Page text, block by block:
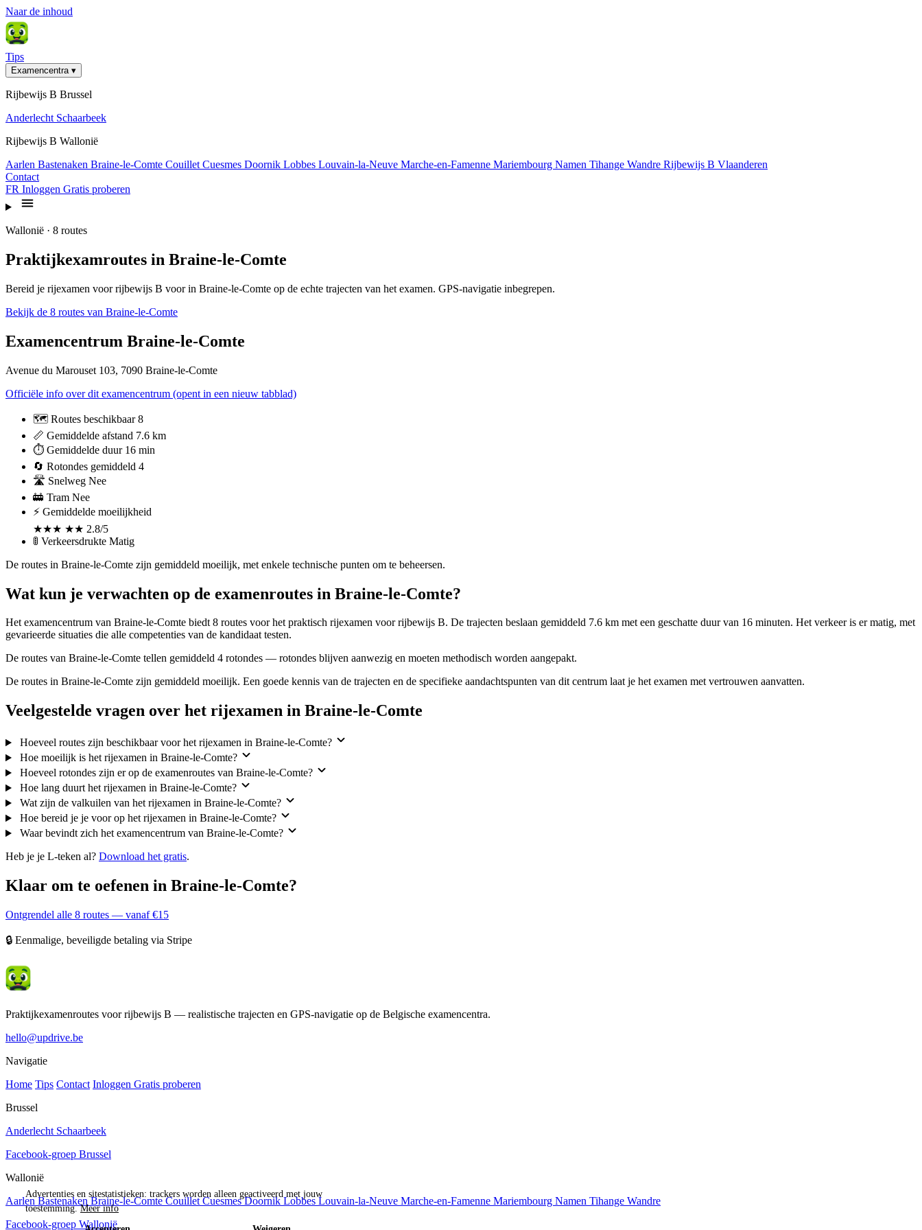
Naar de inhoud
Tips
Examencentra ▾
Rijbewijs B Brussel
Anderlecht Schaarbeek
Rijbewijs B Wallonië
Aarlen Bastenaken Braine-le-Comte Couillet Cuesmes Doornik Lobbes Louvain-la-Neuve Marche-en-Famenne Mariembourg Namen Tihange Wandre Rijbewijs B Vlaanderen
Contact
FR Inloggen Gratis proberen
Wallonië · 8 routes
Praktijkexamroutes in Braine-le-Comte
Bereid je rijexamen voor rijbewijs B voor in Braine-le-Comte op de echte trajecten van het examen. GPS-navigatie inbegrepen.
Bekijk de 8 routes van Braine-le-Comte
Examencentrum Braine-le-Comte
Avenue du Marouset 103, 7090 Braine-le-Comte
Officiële info over dit examencentrum (opent in een nieuw tabblad)
🗺️ Routes beschikbaar8
📏 Gemiddelde afstand 7.6 km
⏱️ Gemiddelde duur 16 min
🔄 Rotondes gemiddeld 4
🛣️ Snelweg Nee
🚋 Tram Nee
⚡ Gemiddelde moeilijkheid
★★★ ★★ 2.8/5
🚦 Verkeersdrukte Matig
De routes in Braine-le-Comte zijn gemiddeld moeilijk, met enkele technische punten om te beheersen.
Wat kun je verwachten op de examenroutes in Braine-le-Comte?
Het examencentrum van Braine-le-Comte biedt 8 routes voor het praktisch rijexamen voor rijbewijs B. De trajecten beslaan gemiddeld 7.6 km met een geschatte duur van 16 minuten. Het verkeer is er matig, met
gevarieerde situaties die alle competenties van de kandidaat testen.
De routes van Braine-le-Comte tellen gemiddeld 4 rotondes — rotondes blijven aanwezig en moeten methodisch worden aangepakt.
De routes in Braine-le-Comte zijn gemiddeld moeilijk. Een goede kennis van de trajecten en de specifieke aandachtspunten van dit centrum laat je het examen met vertrouwen aanvatten.
Veelgestelde vragen over het rijexamen in Braine-le-Comte
Hoeveel routes zijn beschikbaar voor het rijexamen in Braine-le-Comte?
Hoe moeilijk is het rijexamen in Braine-le-Comte?
Hoeveel rotondes zijn er op de examenroutes van Braine-le-Comte?
Hoe lang duurt het rijexamen in Braine-le-Comte?
Wat zijn de valkuilen van het rijexamen in Braine-le-Comte?
Hoe bereid je je voor op het rijexamen in Braine-le-Comte?
Waar bevindt zich het examencentrum van Braine-le-Comte?
Heb je je L-teken al? Download het gratis.
Klaar om te oefenen in Braine-le-Comte?
Ontgrendel alle 8 routes — vanaf €15
🔒 Eenmalige, beveiligde betaling via Stripe
Praktijkexamenroutes voor rijbewijs B — realistische trajecten en GPS-navigatie op de Belgische examencentra.
hello@updrive.be
Navigatie
Home Tips Contact Inloggen Gratis proberen
Brussel
Anderlecht Schaarbeek
Facebook-groep Brussel
Wallonië
AarlenBastenakenBraine-le-ComteCouilletCuesmesDoornikLobbesLouvain-la-Neuve Marche-en-Famenne Mariembourg Namen Tihange Wandre
Facebook-groep Wallonië
Advertenties en sitestatistieken: trackers worden alleen geactiveerd met jouw
toestemming.Meer info